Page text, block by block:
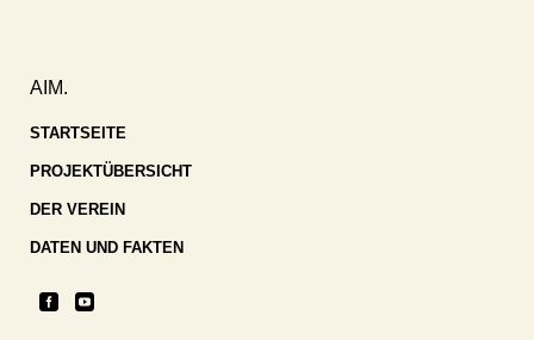
AIM.
STARTSEITE
PROJEKTÜBERSICHT
DER VEREIN
DATEN UND FAKTEN